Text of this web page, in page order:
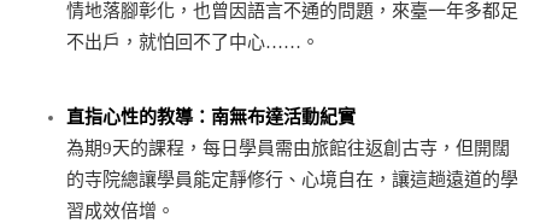
情地落腳彰化，也曾因語言不通的問題，來臺一年多都足
不出戶，就怕回不了中心……。
直指心性的教導：南無布達活動紀實
為期9天的課程，每日學員需由旅館往返創古寺，但開闊
的寺院總讓學員能定靜修行、心境自在，讓這趟遠道的學
習成效倍增。